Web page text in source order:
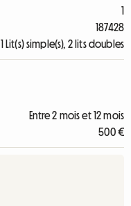
1
187428
1 Lit(s) simple(s), 2 lits doubles
Entre 2 mois et 12 mois
500 €